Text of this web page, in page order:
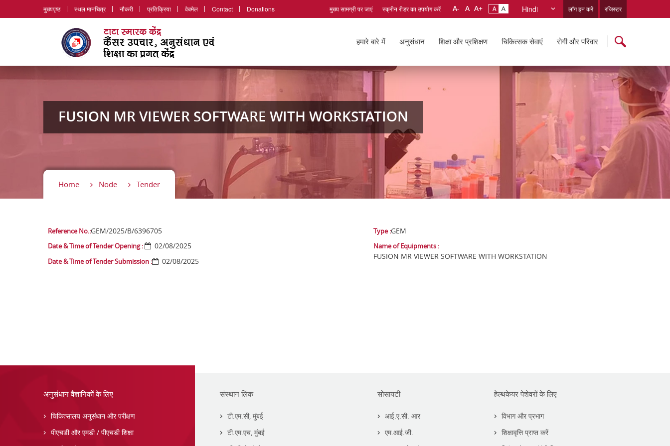
मुख्यपृष्ठ स्थल मानचित्र नौकरी प्रतिक्रिया वेबमेल Contact Donations मुख्य सामग्री पर जाएं स्क्रीन रीडर का उपयोग करें Hindi लॉग इन करें रजिस्टर
हमारे बारे में अनुसंधान शिक्षा और प्रशिक्षण चिकित्सक सेवाएं रोगी और परिवार
FUSION MR VIEWER SOFTWARE WITH WORKSTATION
Home Node Tender
Reference No.:GEM/2025/B/6396705
Date & Time of Tender Opening : 02/08/2025
Date & Time of Tender Submission : 02/08/2025
Type :GEM
Name of Equipments :
FUSION MR VIEWER SOFTWARE WITH WORKSTATION
अनुसंधान वैज्ञानिकों के लिए
चिकित्सालय अनुसंधान और परीक्षण
पीएचडी और एमडी / पीएचडी शिक्षा
संस्थान लिंक
टी.एम.सी, मुंबई
टी.एम.एच, मुंबई
सोसायटी
आई.ए.सी. आर
एम.आई.जी.
हेल्थकेयर पेशेवरों के लिए
विभाग और प्रभाग
शिक्षावृत्ति प्राप्त करें